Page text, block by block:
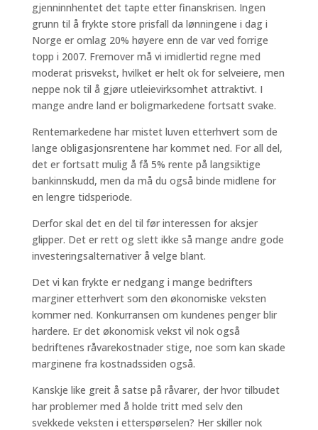
gjenninnhentet det tapte etter finanskrisen. Ingen
grunn til å frykte store prisfall da lønningene i dag i
Norge er omlag 20% høyere enn de var ved forrige
topp i 2007. Fremover må vi imidlertid regne med
moderat prisvekst, hvilket er helt ok for selveiere, men
neppe nok til å gjøre utleievirksomhet attraktivt. I
mange andre land er boligmarkedene fortsatt svake.
Rentemarkedene har mistet luven etterhvert som de
lange obligasjonsrentene har kommet ned. For all del,
det er fortsatt mulig å få 5% rente på langsiktige
bankinnskudd, men da må du også binde midlene for
en lengre tidsperiode.
Derfor skal det en del til før interessen for aksjer
glipper. Det er rett og slett ikke så mange andre gode
investeringsalternativer å velge blant.
Det vi kan frykte er nedgang i mange bedrifters
marginer etterhvert som den økonomiske veksten
kommer ned. Konkurransen om kundenes penger blir
hardere. Er det økonomisk vekst vil nok også
bedriftenes råvarekostnader stige, noe som kan skade
marginene fra kostnadssiden også.
Kanskje like greit å satse på råvarer, der hvor tilbudet
har problemer med å holde tritt med selv den
svekkede veksten i etterspørselen? Her skiller nok